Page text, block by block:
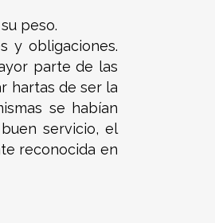
peso.
y obligaciones.
parte de las
hartas de ser la
se habían
servicio, el
reconocida en